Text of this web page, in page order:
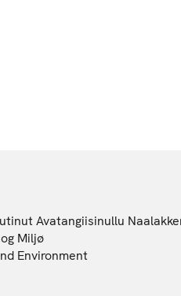
Avatangiisinullu
Miljø
Environment